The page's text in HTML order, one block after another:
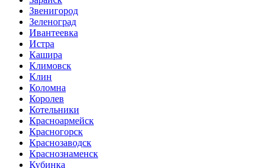
Звенигород
Зеленоград
Ивантеевка
Истра
Кашира
Климовск
Клин
Коломна
Королев
Котельники
Красноармейск
Красногорск
Краснозаводск
Краснознаменск
Кубинка